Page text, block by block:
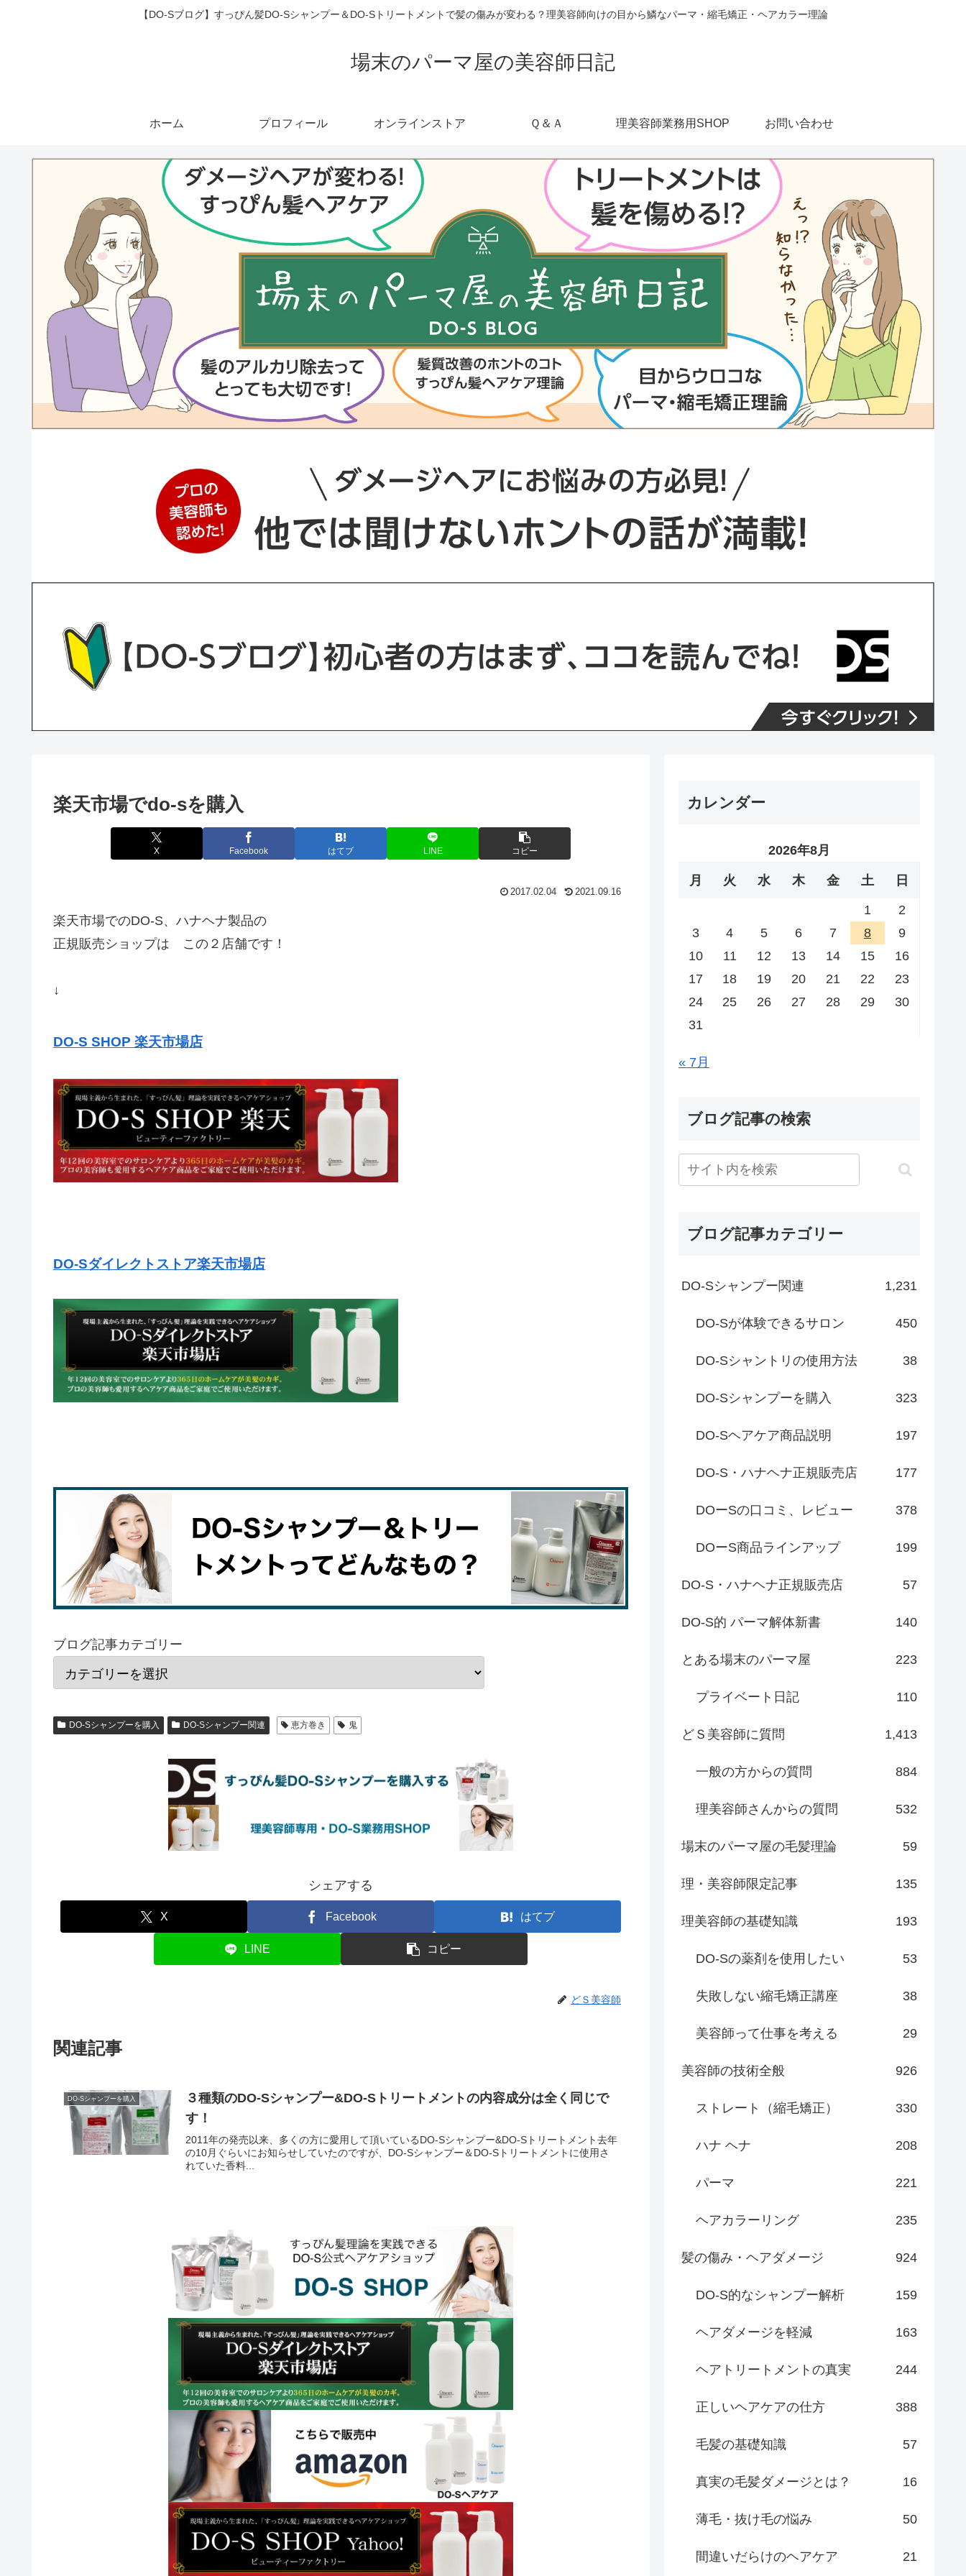
【DO-Sブログ】すっぴん髪DO-Sシャンプー＆DO-Sトリートメントで髪の傷みが変わる？理美容師向けの目から鱗なパーマ・縮毛矯正・ヘアカラー理論
場末のパーマ屋の美容師日記
ホーム プロフィール オンラインストア Ｑ＆Ａ 理美容師業務用SHOP お問い合わせ
楽天市場でdo-sを購入
X Facebook はてブ LINE コピー
2017.02.04 2021.09.16
楽天市場でのDO-S、ハナヘナ製品の
正規販売ショップは この２店舗です！
↓
DO-S SHOP 楽天市場店
DO-Sダイレクトストア楽天市場店
ブログ記事カテゴリー
DO-Sシャンプーを購入 DO-Sシャンプー関連 恵方巻き 鬼
シェアする
X Facebook はてブ
LINE コピー
どＳ美容師
関連記事
DO-Sシャンプーを購入
３種類のDO-Sシャンプー&DO-Sトリートメントの内容成分は全く同じで
す！
2011年の発売以来、多くの方に愛用して頂いているDO-Sシャンプー&DO-Sトリートメント去年
の10月ぐらいにお知らせしていたのですが、DO-Sシャンプー＆DO-Sトリートメントに使用さ
れていた香料...
カレンダー
2026年8月
月 火 水 木 金 土 日
1
2
3
4 5 6 7 8
9
10
11 12 13 14 15
16
17
18 19 20 21 22
23
24
25 26 27 28 29
30
31
« 7月
ブログ記事の検索
ブログ記事カテゴリー
DO-Sシャンプー関連 1,231
DO-Sが体験できるサロン 450
DO-Sシャントリの使用方法 38
DO-Sシャンプーを購入 323
DO-Sヘアケア商品説明 197
DO-S・ハナヘナ正規販売店 177
DOーSの口コミ、レビュー 378
DOーS商品ラインアップ 199
DO-S・ハナヘナ正規販売店 57
DO-S的 パーマ解体新書 140
とある場末のパーマ屋 223
プライベート日記 110
どＳ美容師に質問 1,413
一般の方からの質問 884
理美容師さんからの質問 532
場末のパーマ屋の毛髪理論 59
理・美容師限定記事 135
理美容師の基礎知識 193
DO-Sの薬剤を使用したい 53
失敗しない縮毛矯正講座 38
美容師って仕事を考える 29
美容師の技術全般 926
ストレート（縮毛矯正） 330
ハナ ヘナ 208
パーマ 221
ヘアカラーリング 235
髪の傷み・ヘアダメージ 924
DO-S的なシャンプー解析 159
ヘアダメージを軽減 163
ヘアトリートメントの真実 244
正しいヘアケアの仕方 388
毛髪の基礎知識 57
真実の毛髪ダメージとは？ 16
薄毛・抜け毛の悩み 50
間違いだらけのヘアケア 21